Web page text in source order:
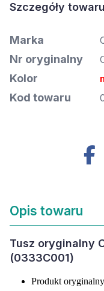
Szczegóły towaru
Marka
Nr oryginalny
Kolor
Kod towaru
Opis towaru
Tusz oryginalny
(0333C001)
Produkt